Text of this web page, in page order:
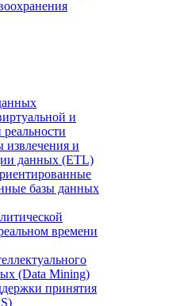
и
и
данных (ETL)
базы данных
времени
(Data Mining)
принятия